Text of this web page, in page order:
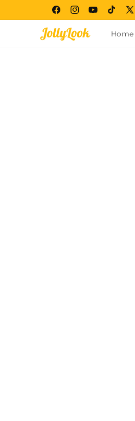
進む
FacebookInstagram
YouTubeTikTok
X
Home